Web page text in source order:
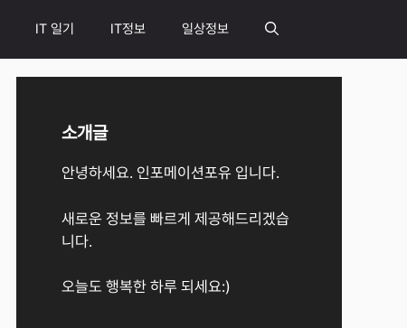
IT 일기 IT정보 일상정보
소개글
안녕하세요. 인포메이션포유 입니다.
새로운 정보를 빠르게 제공해드리겠습
니다.
오늘도 행복한 하루 되세요:)